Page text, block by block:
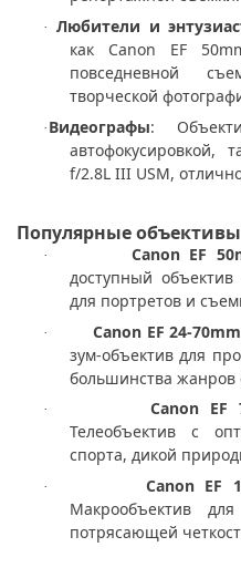
· Любители и
как Canon EF
повседневной
творческой
· Видеографы:
автофокусировкой,
f/2.8L III USM,
Популярные объективы
· Canon EF
доступный
для портретов и
· Canon EF 24-
зум-объектив для
большинства жанров
· Canon EF
Телеобъектив с
спорта, дикой
· Canon EF
Макрообъектив
потрясающей